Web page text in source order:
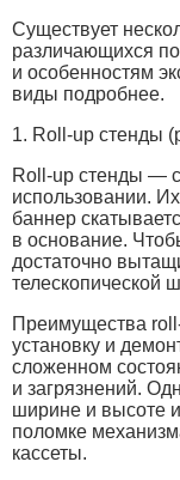
Существует
различающихся
и особенностям
виды подробнее.
1. Roll-up стенды
Roll-up стенды —
использовании.
баннер
в основание.
достаточно
телескопической
Преимущества
установку и
сложенном
и загрязнений.
ширине и высоте
поломке
кассеты.